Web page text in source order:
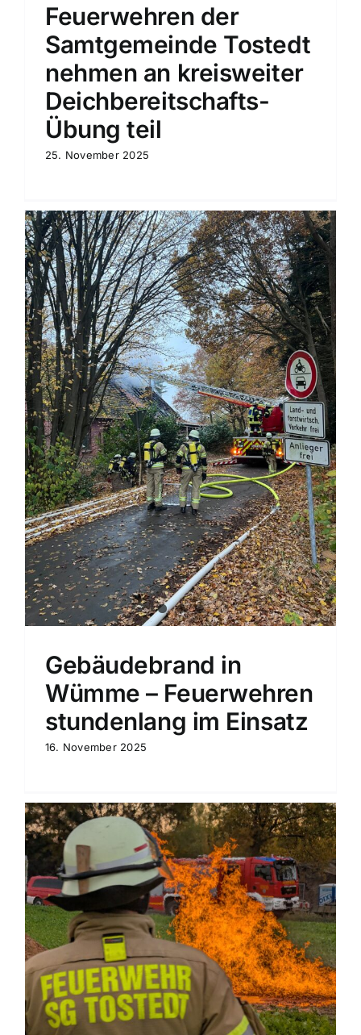
Feuerwehren der
Samtgemeinde Tostedt
nehmen an kreisweiter
Deichbereitschafts-
Übung teil
25. November 2025
Gebäudebrand in
Wümme – Feuerwehren
stundenlang im Einsatz
16. November 2025